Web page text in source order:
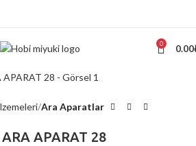
0 0.00
Ara Aparatlar
APARAT 28